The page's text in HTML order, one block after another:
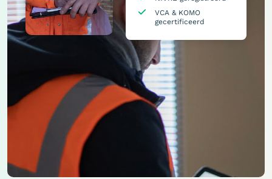
VCA & KOMO
gecertificeerd